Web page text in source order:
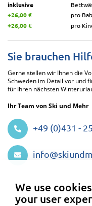
inklusive
+26,00 €
pro
+26,00 €
pro
Sie brauchen
Gerne stellen wir Ihnen die
Schweden im Detail vor und
für Ihren nächsten
Ihr Team von Ski und Mehr
+49 (0)431 -
We use
your user